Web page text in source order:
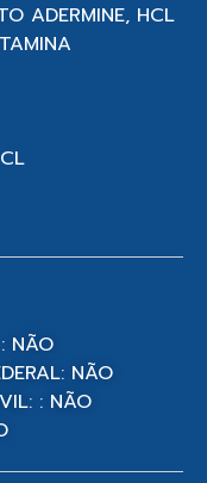
ADERMINE, HCL
NÃO
NÃO
: NÃO